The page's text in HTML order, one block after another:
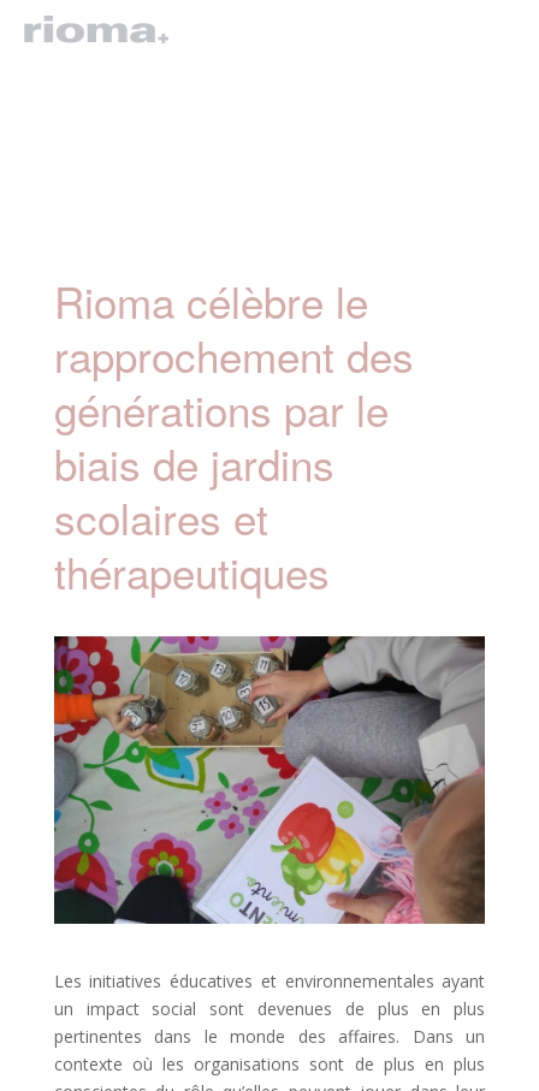
Rioma célèbre le
rapprochement des
générations par le
biais de jardins
scolaires et
thérapeutiques
Les initiatives éducatives et environnementales ayant
un impact social sont devenues de plus en plus
pertinentes dans le monde des affaires. Dans un
contexte où les organisations sont de plus en plus